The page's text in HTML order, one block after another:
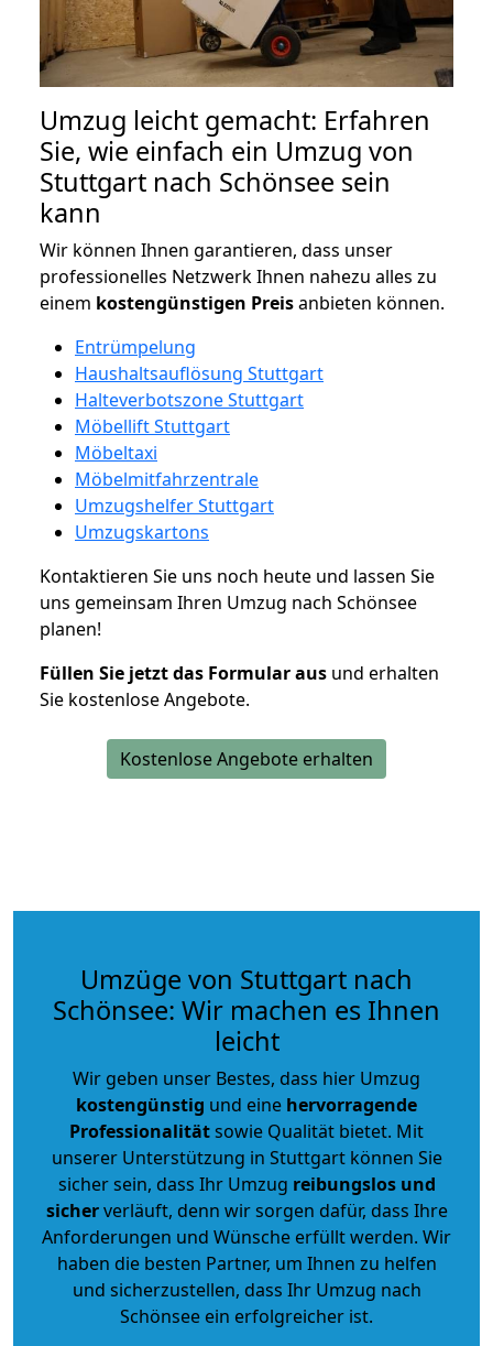
Umzug leicht gemacht: Erfahren
Sie, wie einfach ein Umzug von
Stuttgart nach Schönsee sein
kann
Wir können Ihnen garantieren, dass unser
professionelles Netzwerk Ihnen nahezu alles zu
einem kostengünstigen Preisanbieten können.
Entrümpelung
Haushaltsauflösung Stuttgart
Halteverbotszone Stuttgart
Möbellift Stuttgart
Möbeltaxi
Möbelmitfahrzentrale
Umzugshelfer Stuttgart
Umzugskartons
Kontaktieren Sie uns noch heute und lassen Sie
uns gemeinsam Ihren Umzug nach Schönsee
planen!
Füllen Sie jetzt das Formular aus und erhalten
Sie kostenlose Angebote.
Kostenlose Angebote erhalten
Umzüge von Stuttgart nach
Schönsee: Wir machen es Ihnen
leicht
Wir geben unser Bestes, dass hier Umzug
kostengünstig und eine hervorragende
Professionalitätsowie Qualität bietet. Mit
unserer Unterstützung in Stuttgart können Sie
sicher sein, dass Ihr Umzug reibungslos und
sicherverläuft, denn wir sorgen dafür, dass Ihre
Anforderungen und Wünsche erfüllt werden. Wir
haben die besten Partner, um Ihnen zu helfen
und sicherzustellen, dass Ihr Umzug nach
Schönsee ein erfolgreicher ist.